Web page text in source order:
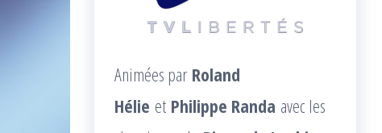
Animées par Roland
Hélie et Philippe Randa avec les